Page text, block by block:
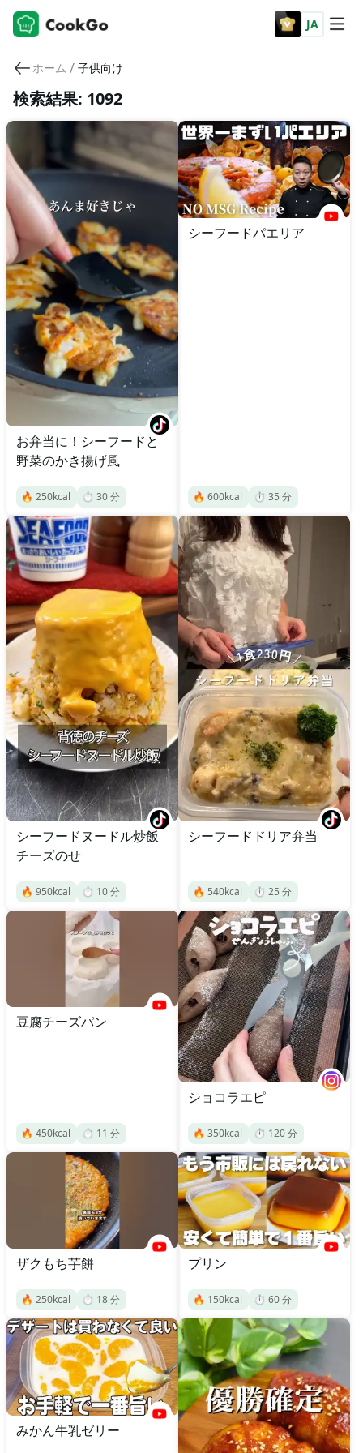
JA
ホーム / 子供向け
検索結果: 1092
お弁当に！シーフードと
野菜のかき揚げ風
🔥 250kcal ⏱️ 30分
シーフードパエリア
🔥 600kcal ⏱️ 35 分
シーフードヌードル炒飯
チーズのせ
🔥 950kcal ⏱️ 10分
シーフードドリア弁当
🔥 540kcal ⏱️ 25 分
豆腐チーズパン
🔥 450kcal ⏱️ 11 分
ショコラエピ
🔥 350kcal ⏱️ 120分
ザクもち芋餅
🔥 250kcal ⏱️ 18分
プリン
🔥 150kcal ⏱️ 60分
みかん牛乳ゼリー